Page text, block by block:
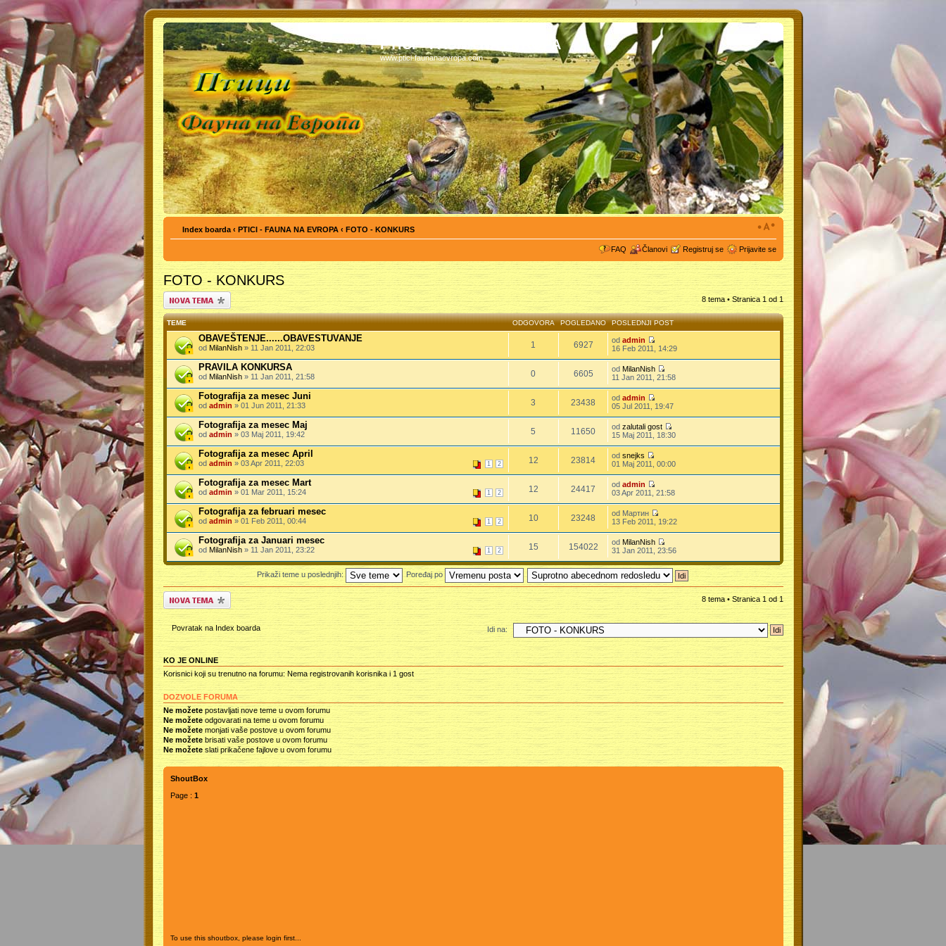
PTICI - FAUNA NA EVROPA
www.ptici-faunanaevropa.com
Index boarda ‹ PTICI - FAUNA NA EVROPA ‹ FOTO - KONKURS
FAQ Članovi Registruj se Prijavite se
FOTO - KONKURS
Počni novu temu 8 tema • Stranica 1 od 1
TEME ODGOVORA POGLEDANO POSLEDNJI POST
OBAVEŠTENJE......OBAVESTUVANJE
od MilanNish» 11 Jan 2011, 22:03 1 6927 odadmin
16 Feb 2011, 14:29
PRAVILA KONKURSA
od MilanNish» 11 Jan 2011, 21:58 0 6605 odMilanNish
11 Jan 2011, 21:58
Fotografija za mesec Juni
od admin » 01 Jun 2011, 21:33 3 23438 odadmin
05 Jul 2011, 19:47
Fotografija za mesec Maj
od admin » 03 Maj 2011, 19:42 5 11650 odzalutali gost
15 Maj 2011, 18:30
Fotografija za mesec April
1 2
od admin » 03 Apr 2011, 22:03 12 23814 odsnejks
01 Maj 2011, 00:00
Fotografija za mesec Mart
1 2
od admin » 01 Mar 2011, 15:24 12 24417 odadmin
03 Apr 2011, 21:58
Fotografija za februari mesec
1 2
od admin » 01 Feb 2011, 00:44 10 23248
od Мартин
13 Feb 2011, 19:22
Fotografija za Januari mesec
1 2
od MilanNish» 11 Jan 2011, 23:22 15 154022 odMilanNish
31 Jan 2011, 23:56
Prikaži teme u poslednjih: Poređaj po
Počni novu temu 8 tema • Stranica 1 od1
Povratak na Index boarda Idi na:
KO JE ONLINE
Korisnici koji su trenutno na forumu: Nema registrovanih korisnika i 1 gost
DOZVOLE FORUMA
Ne možetepostavljati nove teme u ovom forumu
Ne možeteodgovarati na teme u ovom forumu
Ne možetemonjati vaše postove u ovom forumu
Ne možetebrisati vaše postove u ovom forumu
Ne možeteslati prikačene fajlove u ovom forumu
ShoutBox
Page : 1
To use this shoutbox, please login first...